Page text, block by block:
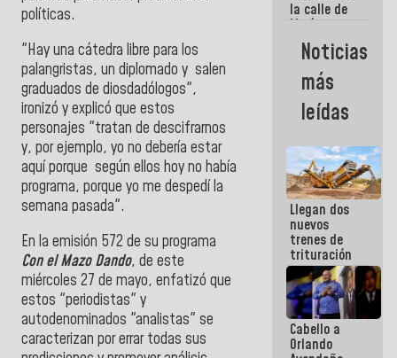
políticas.
"Hay una cátedra libre para los
palangristas, un diplomado y salen
graduados de diosdadólogos",
ironizó y explicó que estos
personajes "tratan de descifrarnos
y, por ejemplo, yo no debería estar
aquí porque según ellos hoy no había
programa, porque yo me despedí la
semana pasada".
En la emisión 572 de su programa
Con el Mazo Dando, de este
miércoles 27 de mayo, enfatizó que
estos "periodistas" y
autodenominados "analistas" se
caracterizan por errar todas sus
la calle de
María
Machado se
estrellaron
de frente
contra el
Pueblo
Noticias
más
leídas
Llegan dos
nuevos
trenes de
trituración
para
optimizar
manejo de
escombros
en La Guaira
Cabello a
Orlando